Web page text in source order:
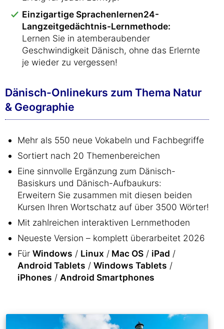
Einzigartige Sprachenlernen24-
Langzeitgedächtnis-Lernmethode:
Lernen Sie in atemberaubender
Geschwindigkeit Dänisch, ohne das Erlernte
je wieder zu vergessen!
Dänisch-Onlinekurs zum Thema Natur
& Geographie
Mehr als 550 neue Vokabeln und Fachbegriffe
Sortiert nach 20 Themenbereichen
Eine sinnvolle Ergänzung zum Dänisch-
Basiskurs und Dänisch-Aufbaukurs:
Erweitern Sie zusammen mit diesen beiden
Kursen Ihren Wortschatz auf über 3500 Wörter!
Mit zahlreichen interaktiven Lernmethoden
Neueste Version – komplett überarbeitet 2026
Für Windows / Linux / Mac OS / iPad /
Android Tablets / Windows Tablets /
iPhones / Android Smartphones